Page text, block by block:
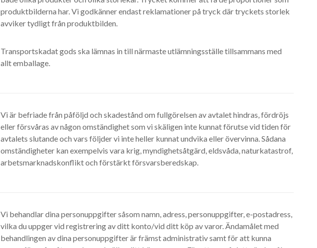
produktbilderna har. Vi godkänner endast reklamationer på tryck där tryckets storlek
avviker tydligt från produktbilden.
Transportskadat gods ska lämnas in till närmaste utlämningsställe tillsammans med
allt emballage.
Vi är befriade från påföljd och skadestånd om fullgörelsen av avtalet hindras, fördröjs
eller försvåras av någon omständighet som vi skäligen inte kunnat förutse vid tiden för
avtalets slutande och vars följder vi inte heller kunnat undvika eller övervinna. Sådana
omständigheter kan exempelvis vara krig, myndighetsåtgärd, eldsvåda, naturkatastrof,
arbetsmarknadskonflikt och förstärkt försvarsberedskap.
Vi behandlar dina personuppgifter såsom namn, adress, personuppgifter, e-postadress,
vilka du uppger vid registrering av ditt konto/vid ditt köp av varor. Ändamålet med
behandlingen av dina personuppgifter är främst administrativ samt för att kunna